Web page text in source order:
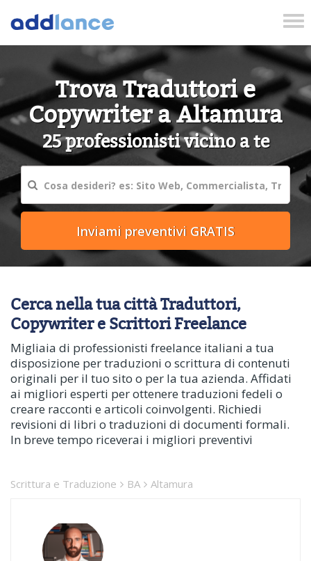
Trova Traduttori e
Copywriter a Altamura
25 professionisti vicino a te
Cerca nella tua città Traduttori,
Copywriter e Scrittori Freelance
Migliaia di professionisti freelance italiani a tua
disposizione per traduzioni o scrittura di contenuti
originali per il tuo sito o per la tua azienda. Affidati
ai migliori esperti per ottenere traduzioni fedeli o
creare racconti e articoli coinvolgenti. Richiedi
revisioni di libri o traduzioni di documenti formali.
In breve tempo riceverai i migliori preventivi
Scrittura e Traduzione BA Altamura